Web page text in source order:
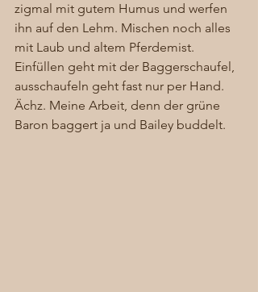
zigmal mit gutem Humus und werfen
ihn auf den Lehm. Mischen noch alles
mit Laub und altem Pferdemist.
Einfüllen geht mit der Baggerschaufel,
ausschaufeln geht fast nur per Hand.
Ächz. Meine Arbeit, denn der grüne
Baron baggert ja und Bailey buddelt.